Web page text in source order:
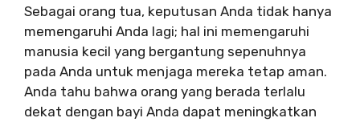
Sebagai orang tua, keputusan Anda tidak hanya
memengaruhi Anda lagi; hal ini memengaruhi
manusia kecil yang bergantung sepenuhnya
pada Anda untuk menjaga mereka tetap aman.
Anda tahu bahwa orang yang berada terlalu
dekat dengan bayi Anda dapat meningkatkan